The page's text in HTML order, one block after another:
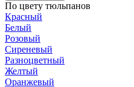
По цвету тюльпанов
Красный
Белый
Розовый
Сиреневый
Разноцветный
Желтый
Оранжевый